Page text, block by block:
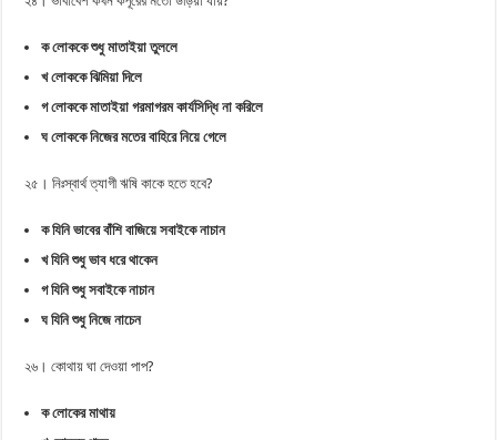
ক লোককে শুধু মাতাইয়া তুললে
খ লোককে ঝিমিয়া দিলে
গ লোককে মাতাইয়া গরমাগরম কার্যসিদ্ধি না করিলে
ঘ লোককে নিজের মতের বাহিরে নিয়ে গেলে
২৫। নিঃস্বার্থ ত্যাগী ঋষি কাকে হতে হবে?
ক যিনি ভাবের বাঁশি বাজিয়ে সবাইকে নাচান
খ যিনি শুধু ভাব ধরে থাকেন
গ যিনি শুধু সবাইকে নাচান
ঘ যিনি শুধু নিজে নাচেন
২৬। কোথায় ঘা দেওয়া পাপ?
ক লোকের মাথায়